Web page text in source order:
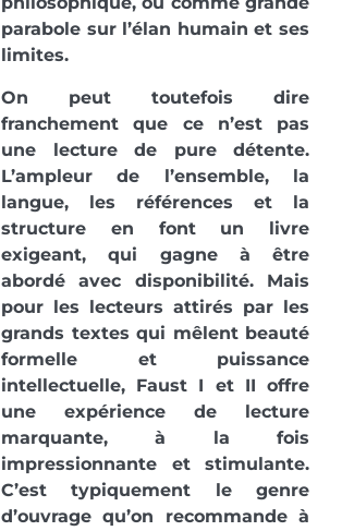
parabole sur l’élan humain et ses
limites.
On peut toutefois dire
franchement que ce n’est pas
une lecture de pure détente.
L’ampleur de l’ensemble, la
langue, les références et la
structure en font un livre
exigeant, qui gagne à être
abordé avec disponibilité. Mais
pour les lecteurs attirés par les
grands textes qui mêlent beauté
formelle et puissance
intellectuelle, Faust I et II offre
une expérience de lecture
marquante, à la fois
impressionnante et stimulante.
C’est typiquement le genre
d’ouvrage qu’on recommande à